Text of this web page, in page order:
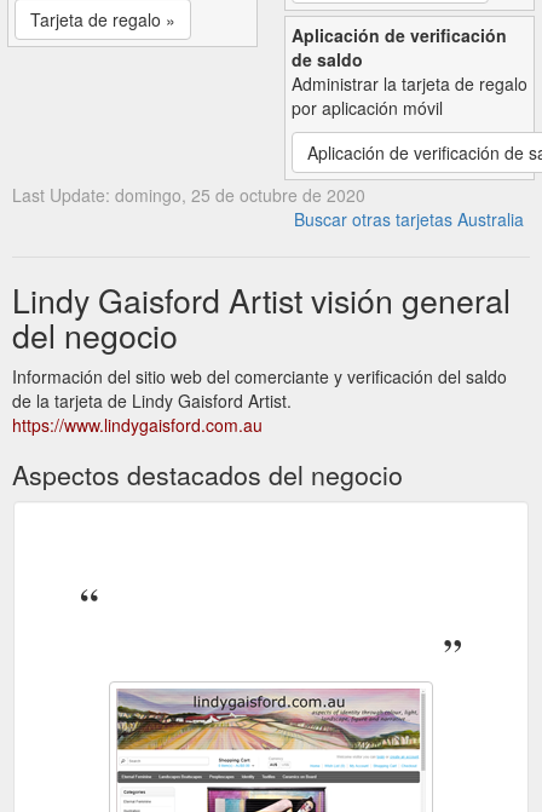
Tarjeta de regalo »
Aplicación de verificación
de saldo
Administrar la tarjeta de regalo
por aplicación móvil
Aplicación de verificación de
Last Update: domingo, 25 de octubre de 2020
Buscar otras tarjetas Australia
Lindy Gaisford Artist visión general
del negocio
Información del sitio web del comerciante y verificación del saldo
de la tarjeta de Lindy Gaisford Artist.
https://www.lindygaisford.com.au
Aspectos destacados del negocio